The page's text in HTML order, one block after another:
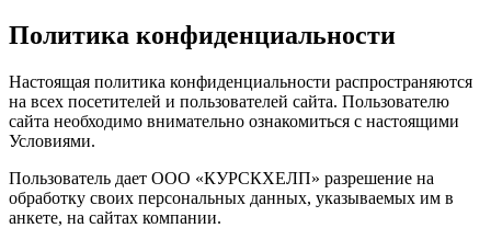
Политика конфиденциальности
Настоящая политика конфиденциальности распространяются
на всех посетителей и пользователей сайта. Пользователю
сайта необходимо внимательно ознакомиться с настоящими
Условиями.
Пользователь дает ООО «КУРСКХЕЛП» разрешение на
обработку своих персональных данных, указываемых им в
анкете, на сайтах компании.